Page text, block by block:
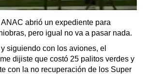
abrió un expediente para
pero igual no va a pasar nada.
siguiendo con los aviones, el
dijiste que costó 25 palitos verdes y
con la no recuperación de los Super